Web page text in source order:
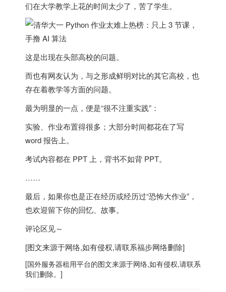
们在大学教学上花的时间太少了，苦了学生。
这是出现在头部高校的问题。
而也有网友认为，与之形成鲜明对比的其它高校，也
存在着教学等方面的问题。
最为明显的一点，便是“很不注重实践”：
实验、作业布置得很多；大部分时间都花在了写
word 报告上。
考试内容都在 PPT 上，背书不如背 PPT。
……
最后，如果你也是正在经历或经历过“恐怖大作业”，
也欢迎留下你的回忆、故事。
评论区见～
[图文来源于网络,如有侵权,请联系福步网络删除]
[国外服务器租用平台的图文来源于网络,如有侵权,请联系
我们删除。]